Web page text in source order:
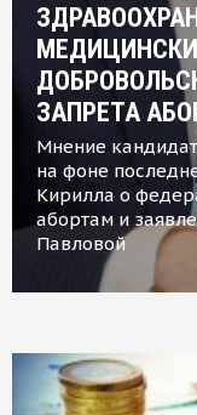
ЗАПРЕТА
Мнение
на фоне
Кирилла о
абортам и
Павловой